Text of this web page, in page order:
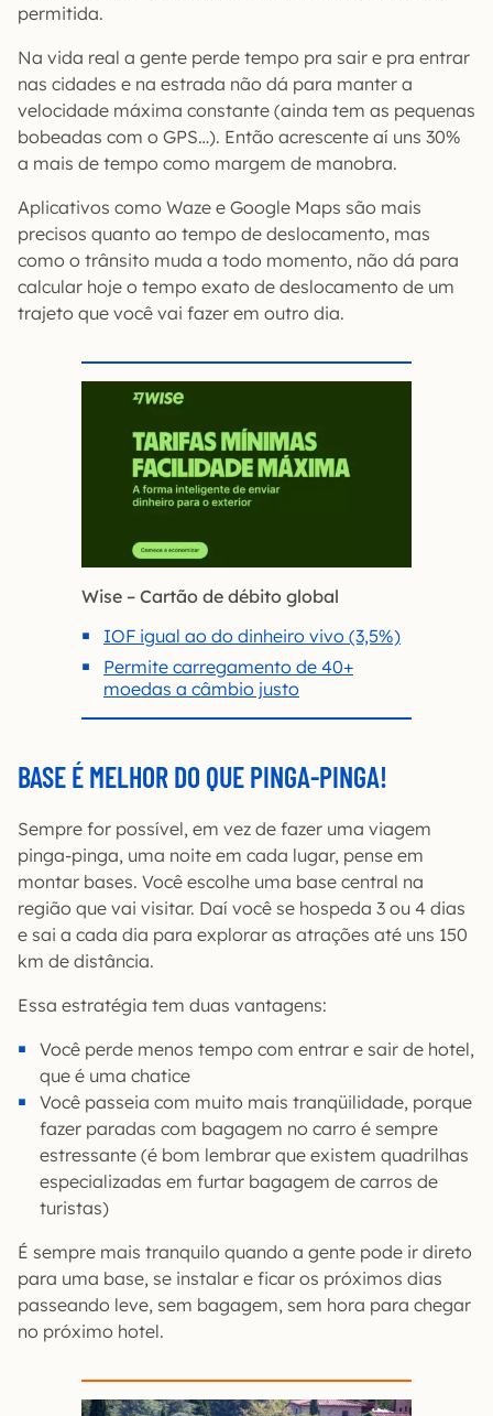
permitida.
Na vida real a gente perde tempo pra sair e pra entrar
nas cidades e na estrada não dá para manter a
velocidade máxima constante (ainda tem as pequenas
bobeadas com o GPS…). Então acrescente aí uns 30%
a mais de tempo como margem de manobra.
Aplicativos como Waze e Google Maps são mais
precisos quanto ao tempo de deslocamento, mas
como o trânsito muda a todo momento, não dá para
calcular hoje o tempo exato de deslocamento de um
trajeto que você vai fazer em outro dia.
Wise – Cartão de débito global
IOF igual ao do dinheiro vivo (3,5%)
Permite carregamento de 40+
moedas a câmbio justo
BASE É MELHOR DO QUE PINGA-PINGA!
Sempre for possível, em vez de fazer uma viagem
pinga-pinga, uma noite em cada lugar, pense em
montar bases. Você escolhe uma base central na
região que vai visitar. Daí você se hospeda 3 ou 4 dias
e sai a cada dia para explorar as atrações até uns 150
km de distância.
Essa estratégia tem duas vantagens:
Você perde menos tempo com entrar e sair de hotel,
que é uma chatice
Você passeia com muito mais tranqüilidade, porque
fazer paradas com bagagem no carro é sempre
estressante (é bom lembrar que existem quadrilhas
especializadas em furtar bagagem de carros de
turistas)
É sempre mais tranquilo quando a gente pode ir direto
para uma base, se instalar e ficar os próximos dias
passeando leve, sem bagagem, sem hora para chegar
no próximo hotel.